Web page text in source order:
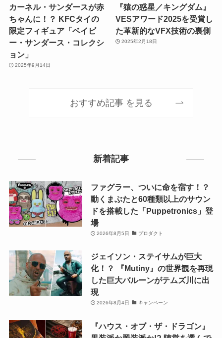
カーネル・サンダースが赤
ちゃんに！？ KFCタイの
限定フィギュア「ベイビ
ー・サンダース・コレクシ
ョン」
2025年9月14日
『猿の惑星／キングダム』
VESアワード2025を受賞し
た革新的なVFX技術の裏側
2025年2月18日
おすすめ記事 を見る
新着記事
ファグラー、ついに命を宿す！？
動くまぶたと60種類以上のサウン
ドを搭載した「Puppetronics」登
場
2026年8月5日 プロダクト
ジェイソン・ステイサムが巨大
化！？ 『Mutiny』の世界観を再現
した巨大バルーンがテムズ川に出
現
2026年8月4日 キャンペーン
『ハウス・オブ・ザ・ドラゴン』